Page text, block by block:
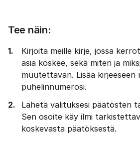
Tee näin:
Kirjoita meille kirje, jossa
asia koskee, sekä miten ja
muutettavan. Lisää kirjeeseen
puhelinnumerosi.
Lähetä valituksesi päätösten
Sen osoite käy ilmi
koskevasta päätöksestä.